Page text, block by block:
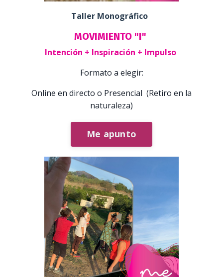
Taller Monográfico
MOVIMIENTO "I"
Intención + Inspiración + Impulso
Formato a elegir:
Online en directo o Presencial (Retiro en la
naturaleza)
Me apunto